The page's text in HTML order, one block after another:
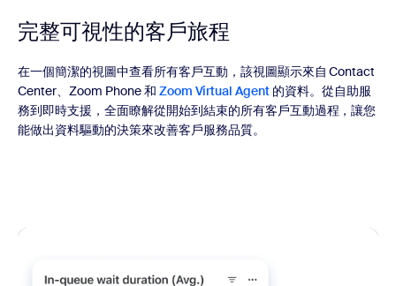
完整可視性的客戶旅程
在一個簡潔的視圖中查看所有客戶互動，該視圖顯示來自 Contact
Center、Zoom Phone 和 Zoom Virtual Agent 的資料。從自助服
務到即時支援，全面瞭解從開始到結束的所有客戶互動過程，讓您
能做出資料驅動的決策來改善客戶服務品質。